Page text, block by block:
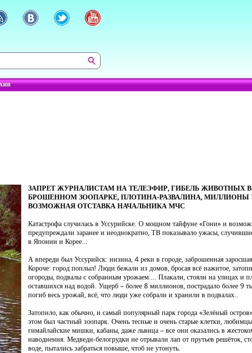
ЗАПРЕТ ЖУРНАЛИСТАМ НА ТЕЛЕЭФИР, ГИБЕЛЬ ЖИВОТНЫХ В
БРОШЕННОМ ЗООПАРКЕ, ПЛОТИНА-РАЗВАЛИНА, МИЛЛИОНЫ
ВОЗМОЖНАЯ ОТСТАВКА НАЧАЛЬНИКА МЧС
Катастрофа случилась в Уссурийске. О мощном тайфуне «Гони» и
предупреждали заранее и неоднократно, ТВ показывало ужасы,
в Японии и Корее…
А впереди был Уссурийск: низина, 4 реки в городе, заброшенная
Короче: город поплыл! Люди бежали из домов, бросая всё нажитое,
огороды, подвалы с собранным урожаем…. Плакали, стояли на улицах и
оставшихся над водой. Ущерб – более 8 миллионов, пострадало более 9
погиб весь урожай, всё, что люди уже собрали и хранили в подвалах..
Затопило, как обычно, и самый популярный парк города «Зелёный
этом был частный зоопарк. Очень тесные и очень старые клетки,
гимайлайские мишки, кабаны, даже львица – все они оказались в
наводнения. Медведи-белогрудки не отрывали лап от прутьев решёток,
воде, пытались забраться повыше, чтоб не утонуть.